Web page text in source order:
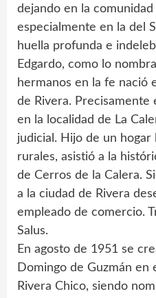
dejando en la
especialmente en la del
huella profunda e
Edgardo, como lo
hermanos en la fe
de Rivera.
en la localidad de La
judicial. Hijo de un
rurales, asistió a la
de Cerros de la Calera.
a la ciudad de Rivera
empleado de comercio.
Salus.
En agosto de 1951 se
Domingo de Guzmán en
Rivera Chico, siendo